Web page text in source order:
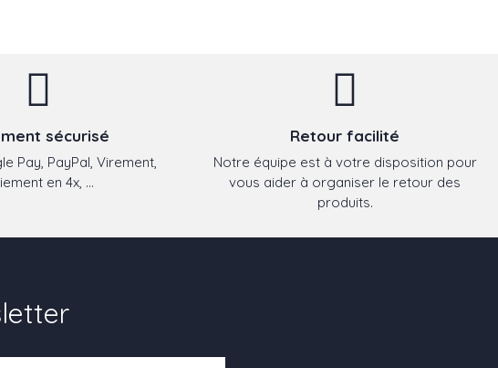
sécurisé
Pay, PayPal, Virement,
en 4x, ...
Retour facilité
Notre équipe est à votre disposition pour
vous aider à organiser le retour des
produits.